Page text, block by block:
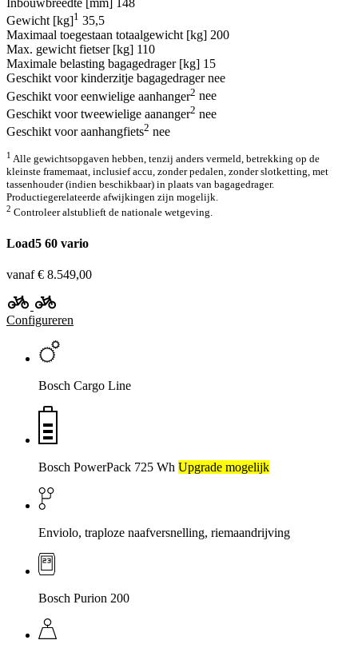
Inbouwbreedte [mm]
148
Gewicht [kg]1 35,5
Maximaal toegestaan totaalgewicht [kg] 200
Max. gewicht fietser [kg] 110
Maximale belasting bagagedrager [kg] 15
Geschikt voor kinderzitje bagagedrager nee
Geschikt voor eenwielige aanhanger2 nee
Geschikt voor tweewielige aananger2 nee
Geschikt voor aanhangfiets2 nee
1 Alle gewichtsopgaven hebben, tenzij anders vermeld, betrekking op de
kleinste framemaat, inclusief accu, zonder pedalen, zonder slotketting, met
tassenhouder (indien beschikbaar) in plaats van bagagedrager.
Productiegerelateerde afwijkingen zijn mogelijk.
2 Controleer alstublieft de nationale wetgeving.
Load5 60 vario
vanaf € 8.549,00
Configureren
Bosch Cargo Line
Bosch PowerPack 725 Wh Upgrade mogelijk
Enviolo, traploze naafversnelling, riemaandrijving
Bosch Purion 200